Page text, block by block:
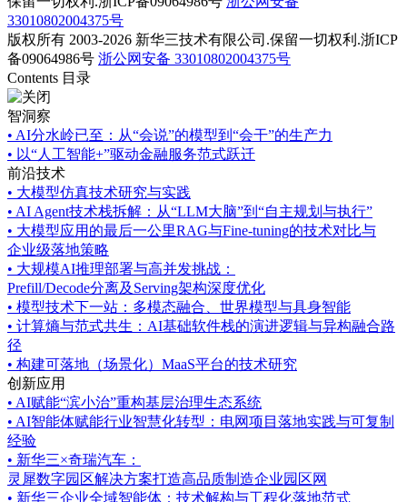
33010802004375号
版权所有 2003-2026 新华三技术有限公司.保留一切权利.浙ICP
备09064986号 浙公网安备 33010802004375号
Contents 目录
智洞察
• AI分水岭已至：从“会说”的模型到“会干”的生产力
• 以“人工智能+”驱动金融服务范式跃迁
前沿技术
• 大模型仿真技术研究与实践
• AI Agent技术栈拆解：从“LLM大脑”到“自主规划与执行”
• 大模型应用的最后一公里RAG与Fine-tuning的技术对比与
企业级落地策略
• 大规模AI推理部署与高并发挑战：
Prefill/Decode分离及Serving架构深度优化
• 模型技术下一站：多模态融合、世界模型与具身智能
• 计算熵与范式共生：AI基础软件栈的演进逻辑与异构融合路
径
• 构建可落地（场景化）MaaS平台的技术研究
创新应用
• AI赋能“滨小治”重构基层治理生态系统
• AI智能体赋能行业智慧化转型：电网项目落地实践与可复制
经验
• 新华三×奇瑞汽车：
灵犀数字园区解决方案打造高品质制造企业园区网
• 新华三企业全域智能体：技术解构与工程化落地范式